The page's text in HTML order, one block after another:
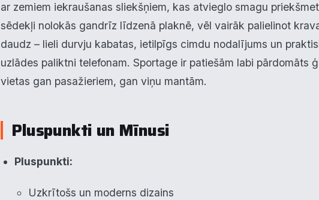
ar zemiem iekraušanas sliekšņiem, kas atvieglo smagu
sēdekļi nolokās gandrīz līdzenā plaknē, vēl vairāk palielinot
daudz – lieli durvju kabatas, ietilpīgs cimdu nodalījums un
uzlādes paliktni telefonam. Sportage ir patiešām labi pārdomāts
vietas gan pasažieriem, gan viņu mantām.
Pluspunkti un Mīnusi
Pluspunkti:
Uzkrītošs un moderns dizains
▶ Veiktspēja
▶ Reklāma
Noraidīt visu Saglabāt preferences